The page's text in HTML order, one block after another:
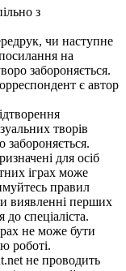
з
чи наступне
на
забороняється.
є автор
творів
забороняється.
для осіб
іграх може
правил
виявленні перших
до спеціаліста.
не може бути
роботі.
не проводить